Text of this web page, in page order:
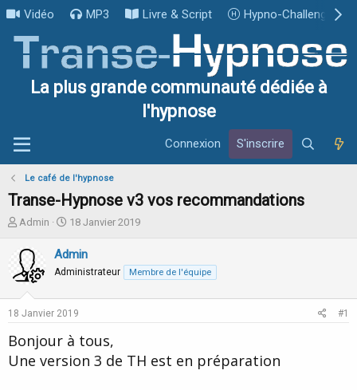
Vidéo MP3 Livre & Script Hypno-Challenge
La plus grande communauté dédiée à
l'hypnose
Connexion S'inscrire
Le café de l'hypnose
Transe-Hypnose v3 vos recommandations
I
i
t
i
u
d
Admin
D
t
d
d
b
t
18 Janvier 2019
Admin
Administrateur Membre de l'équipe
18 Janvier 2019 #1
Bonjour à tous,
Une version 3 de TH est en préparation